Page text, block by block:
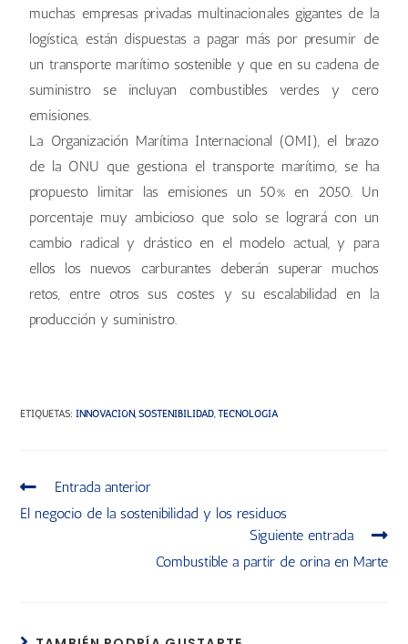
muchas empresas privadas multinacionales gigantes de la
logística, están dispuestas a pagar más por presumir de
un transporte marítimo sostenible y que en su cadena de
suministro se incluyan combustibles verdes y cero
emisiones.
La Organización Marítima Internacional (OMI), el brazo
de la ONU que gestiona el transporte marítimo, se ha
propuesto limitar las emisiones un 50% en 2050. Un
porcentaje muy ambicioso que solo se logrará con un
cambio radical y drástico en el modelo actual, y para
ellos los nuevos carburantes deberán superar muchos
retos, entre otros sus costes y su escalabilidad en la
producción y suministro.
ETIQUETAS:INNOVACIÓN, SOSTENIBILIDAD, TECNOLOGÍA
Entrada anterior
El negocio de la sostenibilidad y los residuos
Siguiente entrada
Combustible a partir de orina en Marte